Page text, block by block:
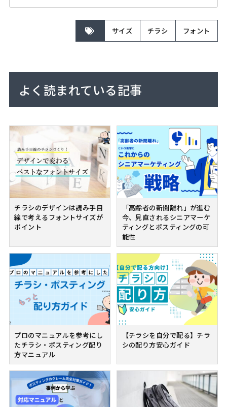
サイズ チラシ フォント
よく読まれている記事
チラシのデザインは読み手目
線で考えるフォントサイズが
ポイント
「高齢者の新聞離れ」が進む
今、見直されるシニアマーケ
ティングとポスティングの可
能性
プロのマニュアルを参考にし
たチラシ・ポスティング配り
方マニュアル
【チラシを自分で配る】チラ
シの配り方安心ガイド